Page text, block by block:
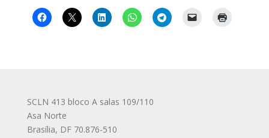
SCLN 413 bloco A salas 109/110
Asa Norte
Brasília, DF 70.876-510